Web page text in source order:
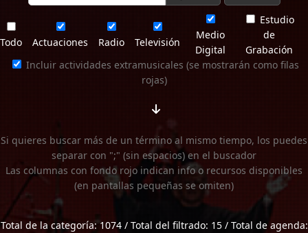
Todo Actuaciones Radio Televisión
Medio
Digital
Estudio
de
Grabación
Incluir actividades extramusicales (se mostrarán como filas
rojas)
Si quieres buscar más de un término al mismo tiempo, los puedes
separar con ";" (sin espacios) en el buscador
Las columnas con fondo rojo indican info o recursos disponibles
(en pantallas pequeñas se omiten)
Total de la categoría: 1074 / Total del filtrado: 15 / Total de agenda: